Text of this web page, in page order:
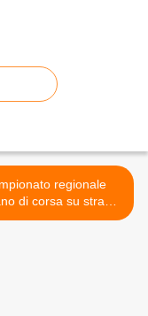
regionale
di corsa su strada
(1^ ed.). Il 1°